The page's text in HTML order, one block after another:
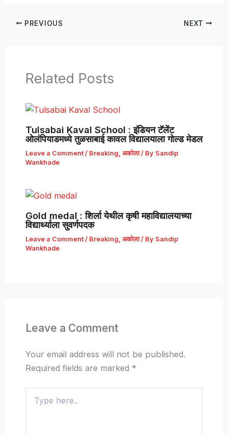
PREVIOUS NEXT
Related Posts
Tulsabai Kaval School : इंडियन टॅलेंट
ओलंपियाडमध्ये तुळसाबाई कावल विद्यालयाला गोल्ड मेडल
Leave a Comment / Breaking, अकोला/ By Sandip
Wankhade
Gold medal : शिर्ला येथील कृषी महाविद्यालयाच्या
विद्यार्थ्याला सुवर्णपदक
Leave a Comment / Breaking, अकोला/ By Sandip
Wankhade
Leave a Comment
Your email address will not be published.
Required fields are marked *
here..